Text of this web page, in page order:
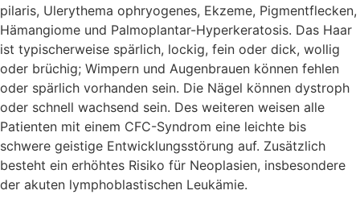
pilaris, Ulerythema ophryogenes, Ekzeme, Pigmentflecken,
Hämangiome und Palmoplantar-Hyperkeratosis. Das Haar
ist typischerweise spärlich, lockig, fein oder dick, wollig
oder brüchig; Wimpern und Augenbrauen können fehlen
oder spärlich vorhanden sein. Die Nägel können dystroph
oder schnell wachsend sein. Des weiteren weisen alle
Patienten mit einem CFC-Syndrom eine leichte bis
schwere geistige Entwicklungsstörung auf. Zusätzlich
besteht ein erhöhtes Risiko für Neoplasien, insbesondere
der akuten lymphoblastischen Leukämie.